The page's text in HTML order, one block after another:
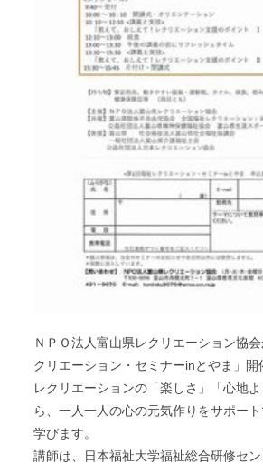
ＮＰＯ法人富山県レクリエーション協
クリエーション・セミナーinとやま」開
レクリエーションの「楽しさ」「心地
ら、一人一人の心の元気作りをサポー
学びます。
講師は、日本福祉大学福祉総合研修セ